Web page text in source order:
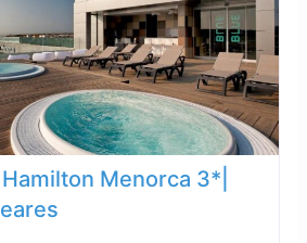
Menorca 3*|